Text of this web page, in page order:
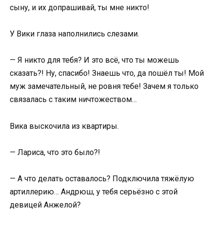
сыну, и их допрашивай, ты мне никто!
У Вики глаза наполнились слезами.
— Я никто для тебя? И это всё, что ты можешь
сказать?! Ну, спасибо! Знаешь что, да пошёл ты! Мой
муж замечательный, не ровня тебе! Зачем я только
связалась с таким ничтожеством…
Вика выскочила из квартиры.
— Лариса, что это было?!
— А что делать оставалось? Подключила тяжёлую
артиллерию… Андрюш, у тебя серьёзно с этой
девицей Анжелой?